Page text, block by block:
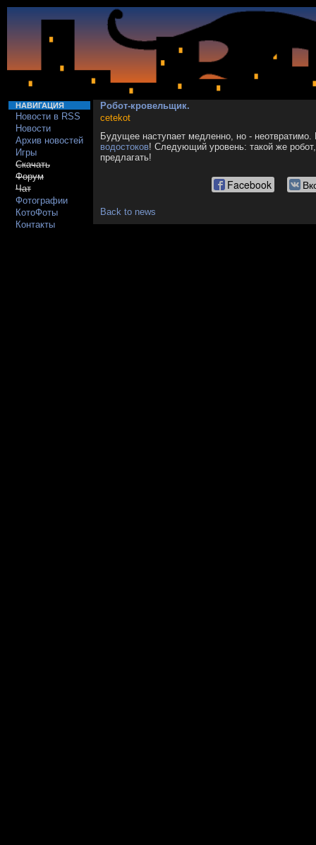
НАВИГАЦИЯ
Новости в RSS
Новости
Архив новостей
Игры
Скачать
Форум
Чат
Фотографии
КотоФоты
Контакты
Робот-кровельщик.
cetekot
Будущее наступает медленно, но -
водостоков! Следующий уровень: такой же
предлагать!
Facebook
Back to news